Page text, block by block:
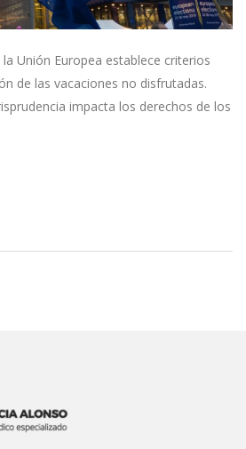
la Unión Europea establece criterios
de las vacaciones no disfrutadas.
impacta los derechos de los